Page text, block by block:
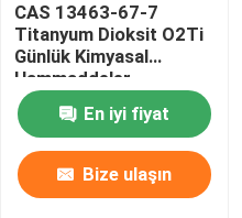
CAS 13463-67-7
Titanyum Dioksit O2Ti
Günlük Kimyasal
Hammaddeler
Titanyum Oksit Beyaz
Toz
En iyi fiyat
Bize ulaşın